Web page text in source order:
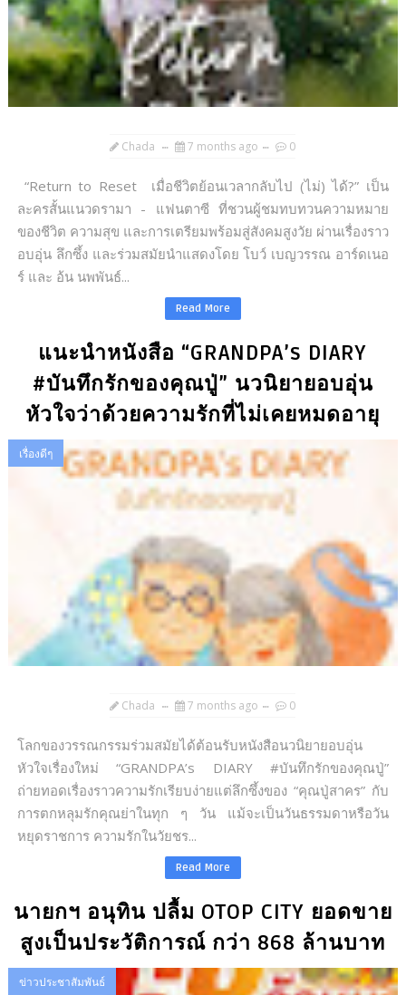
Chada 7 months ago 0
“Return to Reset เมื่อชีวิตย้อนเวลากลับไป (ไม่) ได้?” เป็น
ละครสั้นแนวดรามา - แฟนตาซี ที่ชวนผู้ชมทบทวนความหมาย
ของชีวิต ความสุข และการเตรียมพร้อมสู่สังคมสูงวัย ผ่านเรื่องราว
อบอุ่น ลึกซึ้ง และร่วมสมัยนำแสดงโดย โบว์ เบญวรรณ อาร์ดเนอ
ร์ และ อ้น นพพันธ์...
Read More
แนะนำหนังสือ “GRANDPA’s DIARY
#บันทึกรักของคุณปู่” นวนิยายอบอุ่น
หัวใจว่าด้วยความรักที่ไม่เคยหมดอายุ
เรื่องดีๆ
Chada 7 months ago 0
โลกของวรรณกรรมร่วมสมัยได้ต้อนรับหนังสือนวนิยายอบอุ่น
หัวใจเรื่องใหม่ “GRANDPA’s DIARY #บันทึกรักของคุณปู่”
ถ่ายทอดเรื่องราวความรักเรียบง่ายแต่ลึกซึ้งของ “คุณปู่สาคร” กับ
การตกหลุมรักคุณย่าในทุก ๆ วัน แม้จะเป็นวันธรรมดาหรือวัน
หยุดราชการ ความรักในวัยชร...
Read More
นายกฯ อนุทิน ปลื้ม OTOP CITY ยอดขาย
สูงเป็นประวัติการณ์ กว่า 868 ล้านบาท
ข่าวประชาสัมพันธ์